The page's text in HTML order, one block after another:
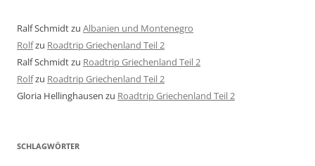
Ralf Schmidtzu Albanien und Montenegro
Rolfzu Roadtrip Griechenland Teil 2
Ralf Schmidtzu Roadtrip Griechenland Teil 2
Rolfzu Roadtrip Griechenland Teil 2
Gloria Hellinghausen zu Roadtrip Griechenland Teil 2
SCHLAGWÖRTER